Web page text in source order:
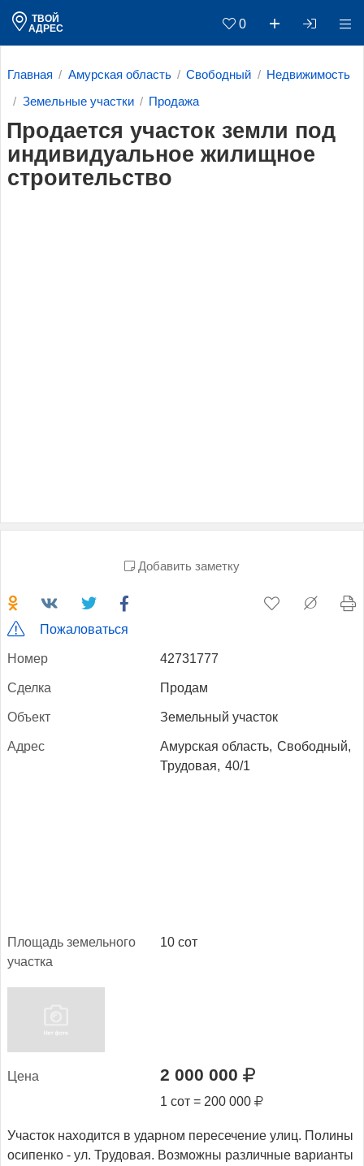
ТВОЙ
АДРЕС
0
Главная Амурская область Свободный Недвижимость
Земельные участки Продажа
Продается участок земли под
индивидуальное жилищное
строительство
Добавить заметку
Пожаловаться
Но­мер 42731777
Сдел­ка Продам
Объ­ект Земельный участок
Ад­рес Амурская область, Свободный,
Трудовая, 40/1
Пло­щадь зе­мель­но­го
учас­тка
10 сот
Це­на 2 000 000
1 сот = 200 000
Участок находится в ударном пересечение улиц. Полины
осипенко - ул. Трудовая. Возможны различные варианты